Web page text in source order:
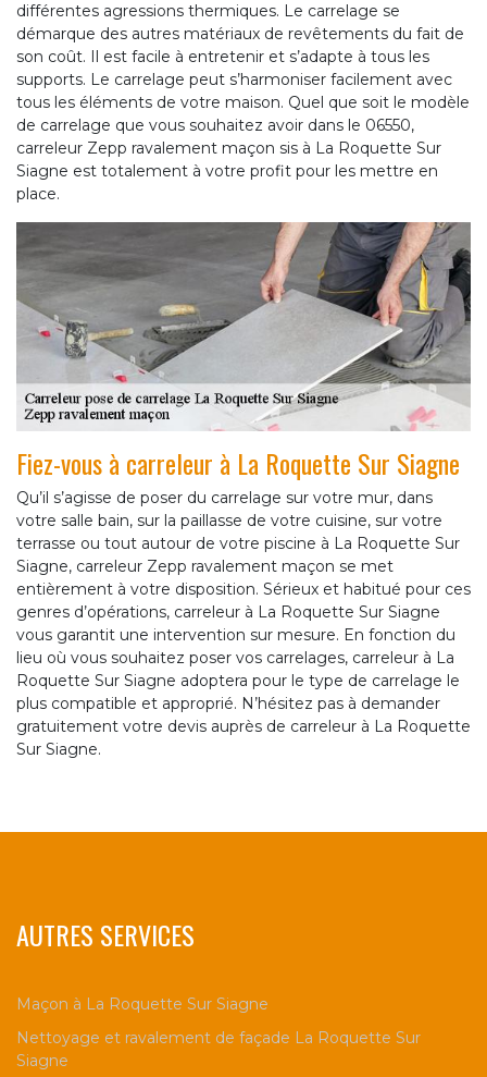
différentes agressions thermiques. Le carrelage se
démarque des autres matériaux de revêtements du fait de
son coût. Il est facile à entretenir et s’adapte à tous les
supports. Le carrelage peut s’harmoniser facilement avec
tous les éléments de votre maison. Quel que soit le modèle
de carrelage que vous souhaitez avoir dans le 06550,
carreleur Zepp ravalement maçon sis à La Roquette Sur
Siagne est totalement à votre profit pour les mettre en
place.
Fiez-vous à carreleur à La Roquette Sur Siagne
Qu’il s’agisse de poser du carrelage sur votre mur, dans
votre salle bain, sur la paillasse de votre cuisine, sur votre
terrasse ou tout autour de votre piscine à La Roquette Sur
Siagne, carreleur Zepp ravalement maçon se met
entièrement à votre disposition. Sérieux et habitué pour ces
genres d’opérations, carreleur à La Roquette Sur Siagne
vous garantit une intervention sur mesure. En fonction du
lieu où vous souhaitez poser vos carrelages, carreleur à La
Roquette Sur Siagne adoptera pour le type de carrelage le
plus compatible et approprié. N’hésitez pas à demander
gratuitement votre devis auprès de carreleur à La Roquette
Sur Siagne.
AUTRES SERVICES
Maçon à La Roquette Sur Siagne
Nettoyage et ravalement de façade La Roquette Sur
Siagne